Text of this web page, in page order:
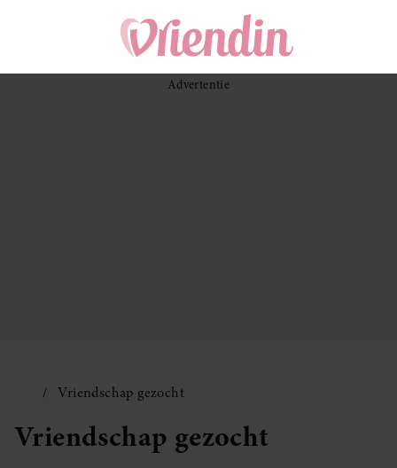
Vriendschap gezocht
Vriendschap gezocht